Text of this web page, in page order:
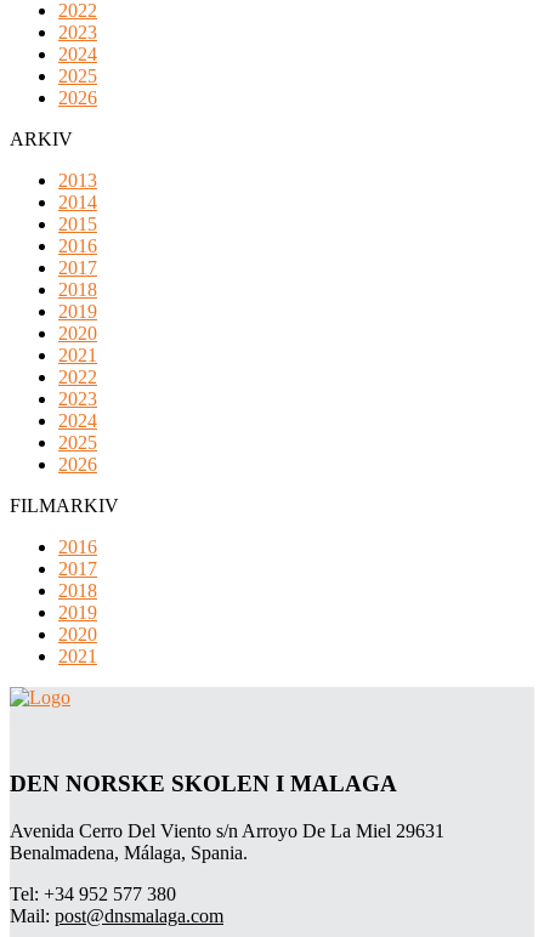
2022
2023
2024
2025
2026
ARKIV
2013
2014
2015
2016
2017
2018
2019
2020
2021
2022
2023
2024
2025
2026
FILMARKIV
2016
2017
2018
2019
2020
2021
DEN NORSKE SKOLEN I MALAGA
Avenida Cerro Del Viento s/n Arroyo De La Miel 29631
Benalmadena, Málaga, Spania.
Tel: +34 952 577 380
Mail: post@dnsmalaga.com